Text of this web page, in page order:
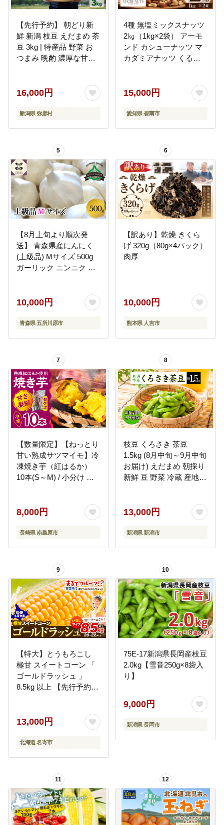
【先行予約】 朝どり新
鮮 新潟 枝豆 えだまめ 茶
豆 3kg | 特産品 野菜 お
つまみ 晩酌 濃厚な甘さ
り物 3キロ 新潟県 弥彦
村 農事組合法人 サンフ
ァーム大戸
16,000円
新潟県 弥彦村
4種 無塩ミックスナッツ
2㎏（1kg×2袋） アーモ
ンド カシューナッツ マ
カダミアナッツ くるみ
ック付き 美容 健康 人気
H059-151
15,000円
愛知県 碧南市
5
【8月上旬より順次発
送】 青森県産にんにく
(上級品) Mサイズ 500g
ガーリック ニンニク お
10,000円
青森県 五所川原市
6
【訳あり】乾燥 きくら
げ 320g（80g×4パック）
肉厚
10,000円
熊本県 人吉市
7
【数量限定】【ねっとり
甘い熟成サツマイモ】冷
凍焼き芋（紅はるか）
10本(S～M) / 小分け 個
8,000円
長崎県 南島原市
8
枝豆 くろさき 茶豆
1.5kg (8月中旬～9月中旬
お届け) えだまめ 朝採り
新鮮 豆 野菜 冷蔵 産地直
13,000円
新潟県 新潟市
9
【特大】とうもろこし
極甘 スイートコーン 「
ゴールドラッシュ 」
8.5kg 以上 【先行予約
もろこし 極甘 スイート
コーン 「 ゴールドラッ
シュ 」 特大 北海道20～
糖度 トウモロコシ ギフ
ト お中元 野菜 コー
ン---
nayoro_loc_32_8500g_h
p---
13,000円
北海道 名寄市
10
75E-17新潟県長岡産枝豆
2.0kg【雪音250g×8袋入
り】
9,000円
新潟県 長岡市
11 12